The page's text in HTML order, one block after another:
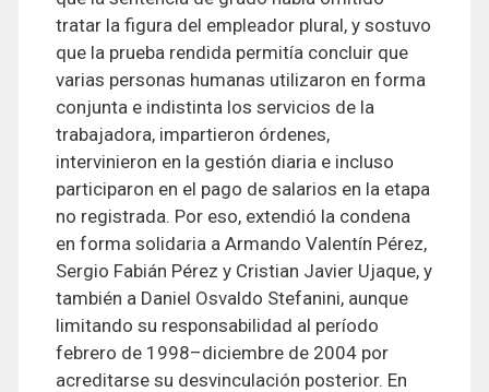
tratar la figura del empleador plural, y sostuvo
que la prueba rendida permitía concluir que
varias personas humanas utilizaron en forma
conjunta e indistinta los servicios de la
trabajadora, impartieron órdenes,
intervinieron en la gestión diaria e incluso
participaron en el pago de salarios en la etapa
no registrada. Por eso, extendió la condena
en forma solidaria a Armando Valentín Pérez,
Sergio Fabián Pérez y Cristian Javier Ujaque, y
también a Daniel Osvaldo Stefanini, aunque
limitando su responsabilidad al período
febrero de 1998–diciembre de 2004 por
acreditarse su desvinculación posterior. En